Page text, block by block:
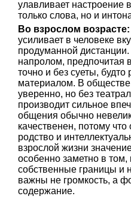
улавливает настроение
только слова, но и
Во взрослом возрасте:
усиливает в человеке
продуманной
напролом, предпочитая
точно и без суеты, будто
материалом. В обществе
уверенно, но без
производит сильное
общения обычно
качественен, потому
родство и
взрослой жизни
особенно заметно в том,
собственные границы и
важны не громкость, а
содержание.